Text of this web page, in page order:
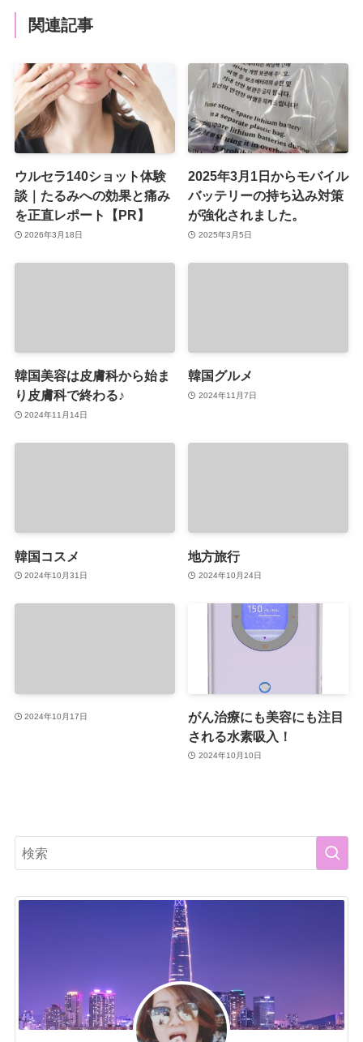
関連記事
ウルセラ140ショット体験
談｜たるみへの効果と痛み
を正直レポート【PR】
2026年3月18日
2025年3月1日からモバイル
バッテリーの持ち込み対策
が強化されました。
2025年3月5日
韓国美容は皮膚科から始ま
り皮膚科で終わる♪
2024年11月14日
韓国グルメ
2024年11月7日
韓国コスメ
2024年10月31日
地方旅行
2024年10月24日
2024年10月17日
がん治療にも美容にも注目
される水素吸入！
2024年10月10日